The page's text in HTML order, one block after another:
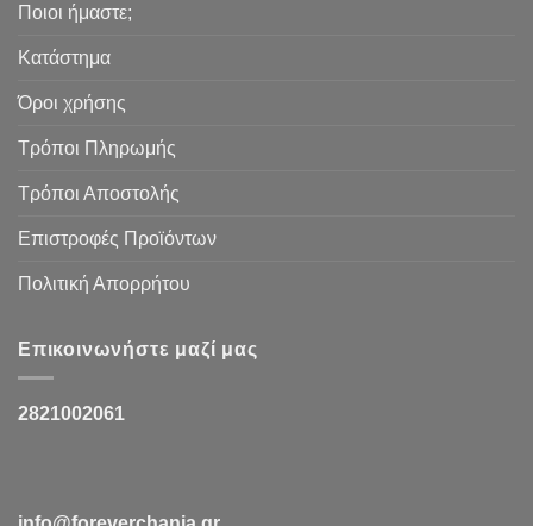
Ποιοι ήμαστε;
Κατάστημα
Όροι χρήσης
Τρόποι Πληρωμής
Τρόποι Αποστολής
Επιστροφές Προϊόντων
Πολιτική Απορρήτου
Επικοινωνήστε μαζί μας
2821002061